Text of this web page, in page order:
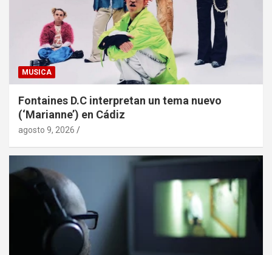
MUSICA
Fontaines D.C interpretan un tema nuevo
(‘Marianne’) en Cádiz
agosto 9, 2026